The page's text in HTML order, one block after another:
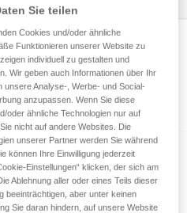
für den Aufstieg am
vielseitige Seilklemme
Sie teilen
Cookies und/oder ähnliche
Funktionieren unserer Website zu
individuell zu gestalten und
Wir geben auch Informationen über Ihr
Analyse-, Werbe- und Social-
anzupassen. Wenn Sie diese
oder ähnliche Technologien nur auf
nicht auf andere Websites. Die
unserer Partner werden Sie während
können Ihre Einwilligung jederzeit
Einstellungen“ klicken, der sich am
Ablehnung aller oder eines Teils dieser
beeinträchtigen, aber unter keinen
Sie daran hindern, auf unsere Website